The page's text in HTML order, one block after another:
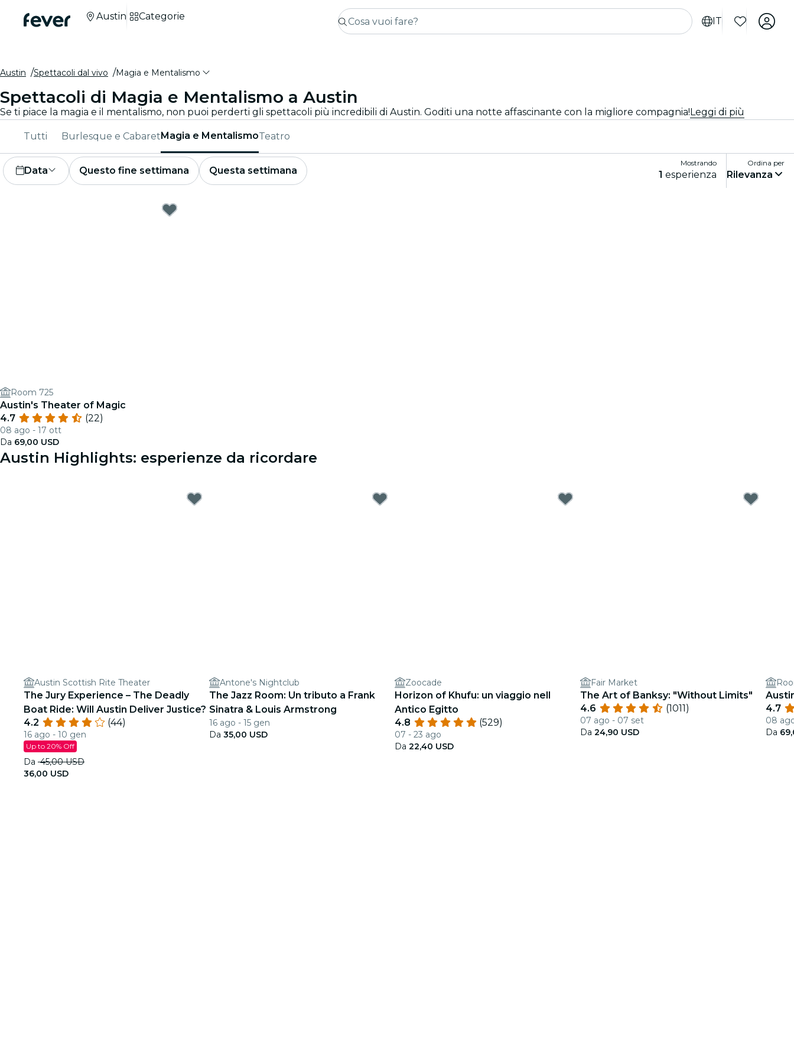
IT
Austin Categorie
Austin Spettacoli dal vivo Magia e Mentalismo
Spettacoli di Magia e Mentalismo a Austin
Se ti piace la magia e il mentalismo, non puoi perderti gli spettacoli più incredibili di Austin. Goditi una notte affascinante con la migliore compagnia!Leggi di più
Tutti Burlesque e CabaretMagia e MentalismoTeatro
Data Questo fine settimana Questa settimana
Mostrando
1 esperienza
Ordina per
Rilevanza
Room 725
Austin's Theater of Magic
4.7
(22)
08 ago - 17 ott
Da 69,00 USD
Austin Highlights: esperienze da ricordare
Austin Scottish Rite Theater
The Jury Experience – The Deadly
Boat Ride: Will Austin Deliver Justice?
4.2
(44)
16 ago - 10 gen
Up to 20% Off
Da 45,00 USD
36,00 USD
Antone's Nightclub
The Jazz Room: Un tributo a Frank
Sinatra & Louis Armstrong
16 ago - 15 gen
Da 35,00 USD
Zoocade
Horizon of Khufu: un viaggio nell
Antico Egitto
4.8
(529)
07 - 23 ago
Da 22,40 USD
Fair Market
The Art of Banksy: "Without Limits"
4.6
(1011)
07 ago - 07 set
Da 24,90 USD
4.7
08
Da